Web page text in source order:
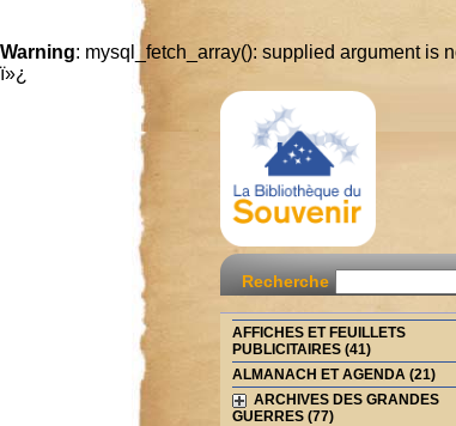
Warning: mysql_fetch_array(): supplied argument is
ï»¿
Recherche
AFFICHES ET FEUILLETS
PUBLICITAIRES (41)
ALMANACH ET AGENDA (21)
ARCHIVES DES GRANDES
GUERRES (77)